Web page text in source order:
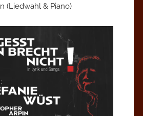
(Liedwahl & Piano)